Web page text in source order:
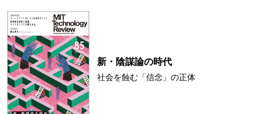
新・陰謀論の時代
社会を蝕む「信念」の正体